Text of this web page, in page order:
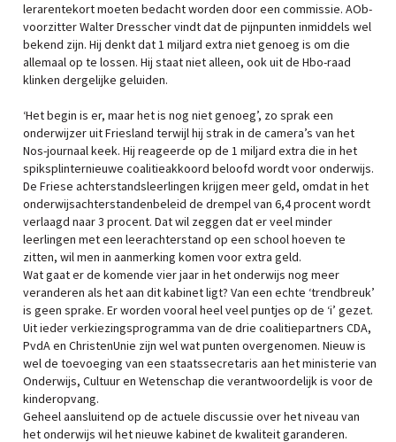
lerarentekort moeten bedacht worden door een commissie. AOb-
voorzitter Walter Dresscher vindt dat de pijnpunten inmiddels wel
bekend zijn. Hij denkt dat 1 miljard extra niet genoeg is om die
allemaal op te lossen. Hij staat niet alleen, ook uit de Hbo-raad
klinken dergelijke geluiden.
‘Het begin is er, maar het is nog niet genoeg’, zo sprak een
onderwijzer uit Friesland terwijl hij strak in de camera’s van het
Nos-journaal keek. Hij reageerde op de 1 miljard extra die in het
spiksplinternieuwe coalitieakkoord beloofd wordt voor onderwijs.
De Friese achterstandsleerlingen krijgen meer geld, omdat in het
onderwijsachterstandenbeleid de drempel van 6,4 procent wordt
verlaagd naar 3 procent. Dat wil zeggen dat er veel minder
leerlingen met een leerachterstand op een school hoeven te
zitten, wil men in aanmerking komen voor extra geld.
Wat gaat er de komende vier jaar in het onderwijs nog meer
veranderen als het aan dit kabinet ligt? Van een echte ‘trendbreuk’
is geen sprake. Er worden vooral heel veel puntjes op de ‘i’ gezet.
Uit ieder verkiezingsprogramma van de drie coalitiepartners CDA,
PvdA en ChristenUnie zijn wel wat punten overgenomen. Nieuw is
wel de toevoeging van een staatssecretaris aan het ministerie van
Onderwijs, Cultuur en Wetenschap die verantwoordelijk is voor de
kinderopvang.
Geheel aansluitend op de actuele discussie over het niveau van
het onderwijs wil het nieuwe kabinet de kwaliteit garanderen.